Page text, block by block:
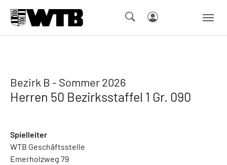
Bezirk B - Sommer 2026
Herren 50 Bezirksstaffel 1 Gr. 090
Spielleiter
WTB Geschäftsstelle
Emerholzweg 79